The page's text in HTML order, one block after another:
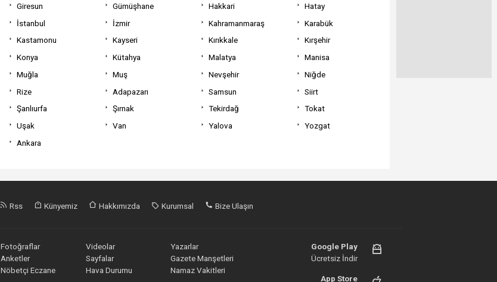
Giresun Gümüşhane Hakkari
Hatay
İstanbul İzmir Kahramanmaraş
Karabük
Kastamonu Kayseri Kırıkkale
Kırşehir
Konya Kütahya Malatya
Manisa
Muğla Muş Nevşehir
Niğde
Rize Adapazarı Samsun
Siirt
Şanlıurfa Şırnak Tekirdağ
Tokat
Uşak Van Yalova
Yozgat
Ankara
Rss Künyemiz Hakkımızda Kurumsal Bize Ulaşın
Fotoğraflar Videolar
Yazarlar
Anketler
Sayfalar
Gazete Manşetleri
Nöbetçi Eczane
Hava Durumu Namaz Vakitleri
Google Play
Ücretsiz İndir
App Store